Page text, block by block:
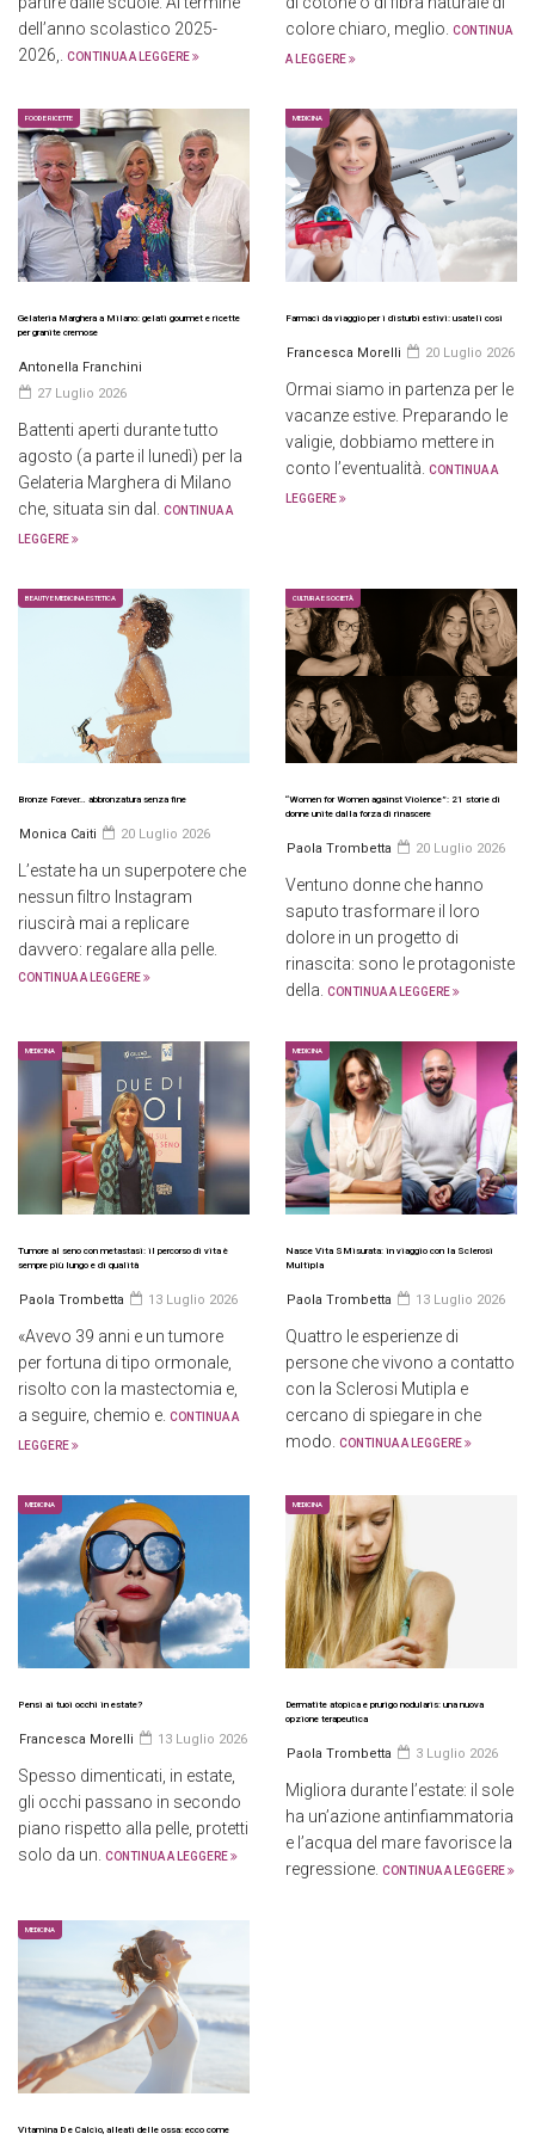
dell’anno scolastico 2025-
2026,. CONTINUA A LEGGERE
colore chiaro, meglio. CONTINUA
A LEGGERE
FOOD E RICETTE
Gelateria Marghera a Milano: gelati gourmet e ricette
per granite cremose
Antonella Franchini
27 Luglio 2026
Battenti aperti durante tutto
agosto (a parte il lunedì) per la
Gelateria Marghera di Milano
che, situata sin dal. CONTINUA A
LEGGERE
MEDICINA
Farmaci da viaggio per i disturbi estivi: usateli così
Francesca Morelli 20 Luglio 2026
Ormai siamo in partenza per le
vacanze estive. Preparando le
valigie, dobbiamo mettere in
conto l’eventualità. CONTINUA A
LEGGERE
BEAUTY E MEDICINA ESTETICA
Bronze Forever… abbronzatura senza fine
Monica Caiti 20 Luglio 2026
L’estate ha un superpotere che
nessun filtro Instagram
riuscirà mai a replicare
davvero: regalare alla pelle.
CONTINUA A LEGGERE
CULTURA E SOCIETÀ
“Women for Women against Violence”: 21 storie di
donne unite dalla forza di rinascere
Paola Trombetta 20 Luglio 2026
Ventuno donne che hanno
saputo trasformare il loro
dolore in un progetto di
rinascita: sono le protagoniste
della.
CONTINUA A LEGGERE
MEDICINA
Tumore al seno con metastasi: il percorso di vita è
sempre più lungo e di qualità
Paola Trombetta 13 Luglio 2026
«Avevo 39 anni e un tumore
per fortuna di tipo ormonale,
risolto con la mastectomia e,
a seguire, chemio e. CONTINUA A
LEGGERE
MEDICINA
Nasce Vita SMisurata: in viaggio con la Sclerosi
Multipla
Paola Trombetta 13 Luglio 2026
Quattro le esperienze di
persone che vivono a contatto
con la Sclerosi Mutipla e
cercano di spiegare in che
modo.
CONTINUA A LEGGERE
MEDICINA
Pensi ai tuoi occhi in estate?
Francesca Morelli 13 Luglio 2026
Spesso dimenticati, in estate,
gli occhi passano in secondo
piano rispetto alla pelle, protetti
solo da un.
CONTINUA A LEGGERE
MEDICINA
Dermatite atopica e prurigo nodularis: una nuova
opzione terapeutica
Paola Trombetta 3 Luglio 2026
Migliora durante l’estate: il sole
ha un’azione antinfiammatoria
e l’acqua del mare favorisce la
regressione. CONTINUA A LEGGERE
MEDICINA
Vitamina D e Calcio, alleati delle ossa: ecco come